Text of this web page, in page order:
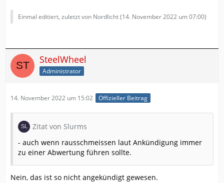
Einmal editiert, zuletzt von Nordlicht (14. November 2022 um 07:00)
SteelWheel
Administrator
14. November 2022 um 15:02 Offizieller Beitrag
Zitat von Slurms
- auch wenn rausschmeissen laut Ankündigung immer
zu einer Abwertung führen sollte.
Nein, das ist so nicht angekündigt gewesen.